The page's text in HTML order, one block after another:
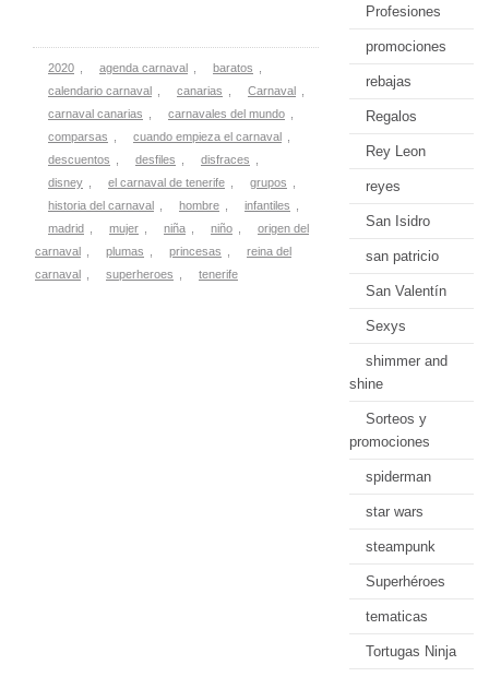
2020 agenda carnaval baratos
calendario carnaval
canarias Carnaval
carnaval canarias
carnavales del mundo
comparsas
cuando empieza el carnaval
descuentos
desfiles disfraces
disney
el carnaval de tenerife grupos
historia del carnaval
hombre infantiles
madrid
mujer niña niño
origen del
carnaval
plumas princesas
reina del
carnaval
superheroes tenerife
Profesiones
promociones
rebajas
Regalos
Rey Leon
reyes
San Isidro
san patricio
San Valentín
Sexys
shimmer and
shine
Sorteos y
promociones
spiderman
star wars
steampunk
Superhéroes
tematicas
Tortugas Ninja